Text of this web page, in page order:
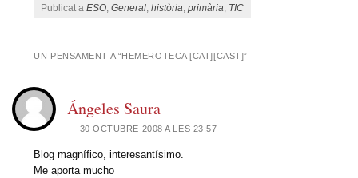
Publicat aESO,General,història,primària, TIC
UN PENSAMENT A “HEMEROTECA [CAT][CAST]”
Ángeles Saura
30 OCTUBRE 2008 A LES 23:57
Blog magnífico, interesantísimo.
Me aporta mucho